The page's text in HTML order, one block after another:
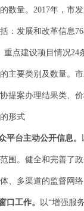
数量。2017年，
：发展和改革信息
点建设项目情况24
主要类别及数量。
提案办理结果类、
形式
平台主动公开信息。
围。健全和完善了
、多渠道的监督网
口工作。 以“增强服